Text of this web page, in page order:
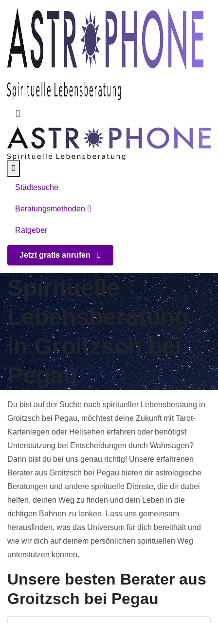
Skip to main content
Städtesuche
Beratungsmethoden
Ratgeber
Jetzt gratis anrufen
Spirituelle
Lebensberatung
in Groitzsch bei
Pegau
Du bist auf der Suche nach spiritueller Lebensberatung in
Groitzsch bei Pegau, möchtest deine Zukunft mit Tarot-
Kartenlegen oder Hellsehen erfahren oder benötigst
Unterstützung bei Entscheidungen durch Wahrsagen?
Dann bist du bei uns genau richtig! Unsere erfahrenen
Berater aus Groitzsch bei Pegau bieten dir astrologische
Beratungen und andere spirituelle Dienste, die dir dabei
helfen, deinen Weg zu finden und dein Leben in die
richtigen Bahnen zu lenken. Lass uns gemeinsam
herausfinden, was das Universum für dich bereithält und
wie wir dich auf deinem persönlichen spirituellen Weg
unterstützen können.
Unsere besten Berater aus
Groitzsch bei Pegau